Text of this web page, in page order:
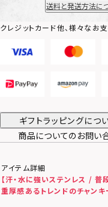
送料と発送方法に
クレジットカード他、様々なお
ギフトラッピングにつ
商品についてのお問い
アイテム詳細
【汗・水に強いステンレス / 普
重厚感あるトレンドのチャンキ